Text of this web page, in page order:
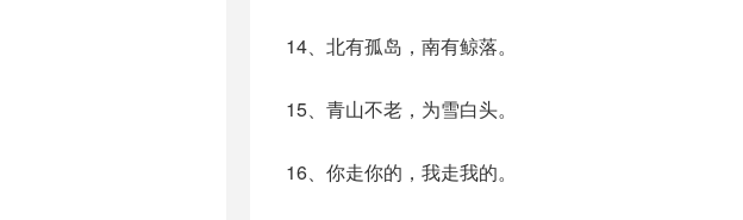
14、北有孤岛，南有鲸落。
15、青山不老，为雪白头。
16、你走你的，我走我的。